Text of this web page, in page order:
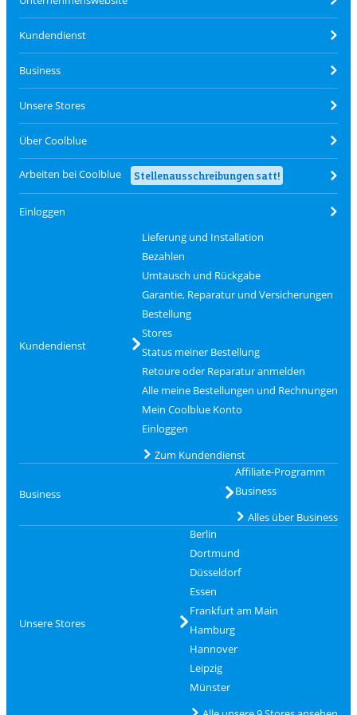
Kundendienst
Business
Unsere Stores
Über Coolblue
Arbeiten bei Coolblue Stellenausschreibungen satt!
Einloggen
Kundendienst
Lieferung und Installation
Bezahlen
Umtausch und Rückgabe
Garantie, Reparatur und Versicherungen
Bestellung
Stores
Status meiner Bestellung
Retoure oder Reparatur anmelden
Alle meine Bestellungen und Rechnungen
Mein Coolblue Konto
Einloggen
Zum Kundendienst
Business
Affiliate-Programm
Business
Alles über Business
Unsere Stores
Berlin
Dortmund
Düsseldorf
Essen
Frankfurt am Main
Hamburg
Hannover
Leipzig
Münster